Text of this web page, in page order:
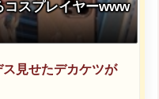
コスプレイヤーwww
ス見せたデカケツが